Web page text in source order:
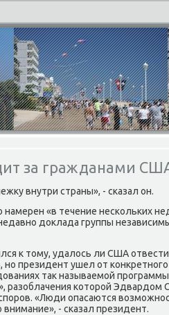
за гражданами
внутри страны», - сказал он.
«в течение нескольких
доклада группы
к тому, удалось ли США отвести
президент ушел от
так называемой
разоблачения которой Эдвардом
«Люди опасаются
- сказал президент.